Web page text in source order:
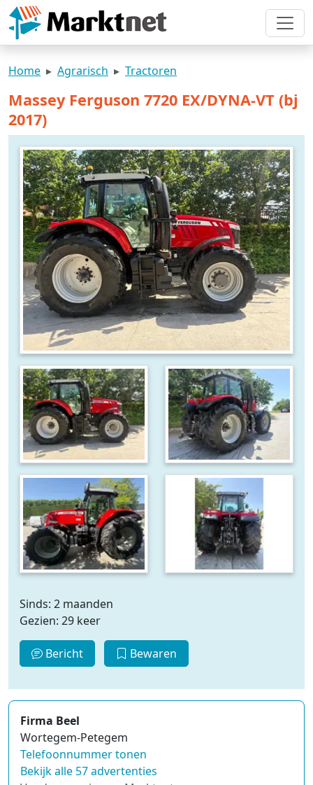
Home Agrarisch Tractoren
Massey Ferguson 7720 EX/DYNA-VT (bj
2017)
Sinds: 2 maanden
Gezien: 29 keer
Bericht Bewaren
Firma Beel
Wortegem-Petegem
Telefoonnummer tonen
Bekijk alle 57 advertenties